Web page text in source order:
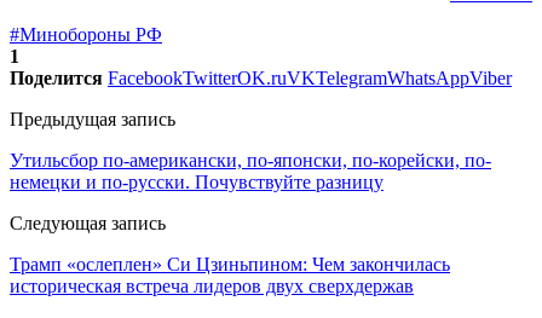
#Минобороны РФ
1
Поделится FacebookTwitterOK.ruVKTelegramWhatsAppViber
Предыдущая запись
Утильсбор по-американски, по-японски, по-корейски, по-
немецки и по-русски. Почувствуйте разницу
Следующая запись
Трамп «ослеплен» Си Цзиньпином: Чем закончилась
историческая встреча лидеров двух сверхдержав